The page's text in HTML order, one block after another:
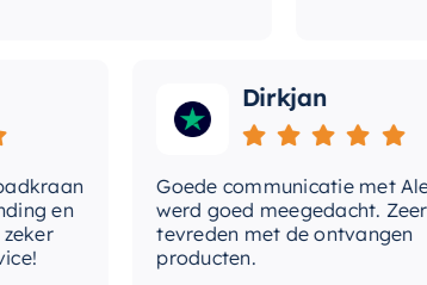
en
Dirkjan
Goede communicatie met Alex. Er
werd goed meegedacht. Zeer
tevreden met de ontvangen
producten.